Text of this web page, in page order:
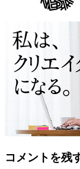
コメントを残